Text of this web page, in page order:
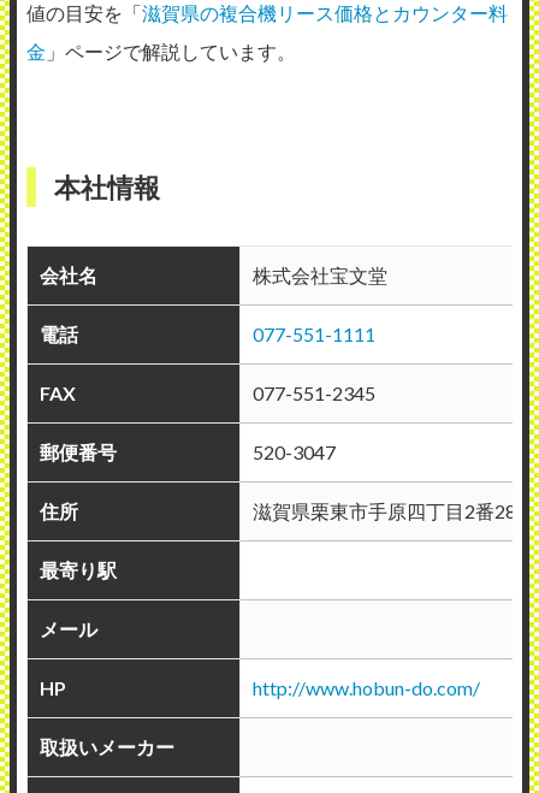
値の目安を「滋賀県の複合機リース価格とカウンター料
金 」ページで解説しています。
本社情報
会社名 株式会社宝文堂
電話 077-551-1111
FAX 077-551-2345
郵便番号 520-3047
住所 滋賀県栗東市手原四丁目2番28号
最寄り駅
メール
HP http://www.hobun-do.com/
取扱いメーカー